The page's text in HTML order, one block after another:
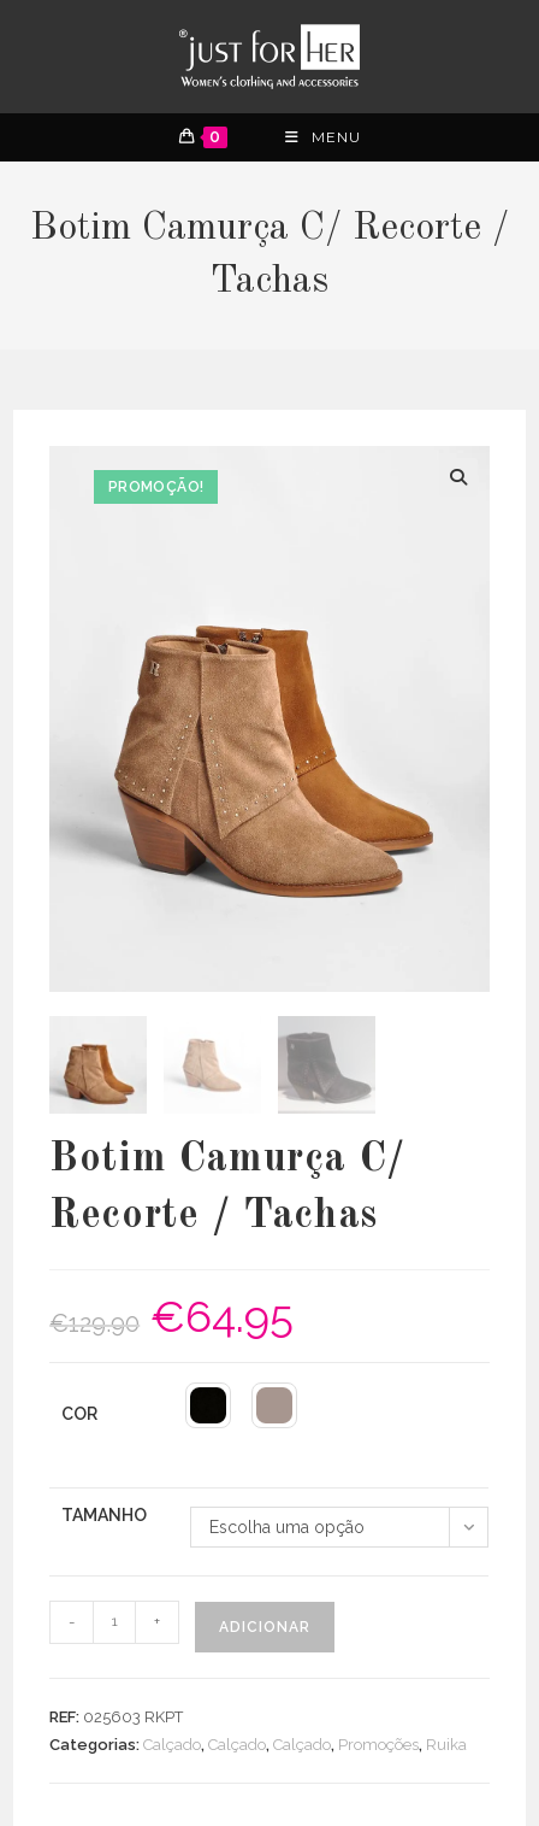
0 MENU
Botim Camurça C/ Recorte /
Tachas
PROMOÇÃO!
Botim Camurça C/
Recorte / Tachas
€129.90
O
preço
original
€64.95
COR
TAMANHO
Escolha uma opção
Quantidade
de
- + ADICIONAR
REF: 025603 RKPT
Categorias:Calçado,Calçado,Calçado, Promoções, Ruika